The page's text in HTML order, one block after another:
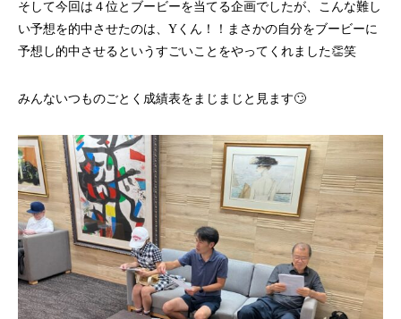
そして今回は４位とブービーを当てる企画でしたが、こんな難し
い予想を的中させたのは、Yくん！！まさかの自分をブービーに
予想し的中させるというすごいことをやってくれました👏笑
みんないつものごとく成績表をまじまじと見ます🙄